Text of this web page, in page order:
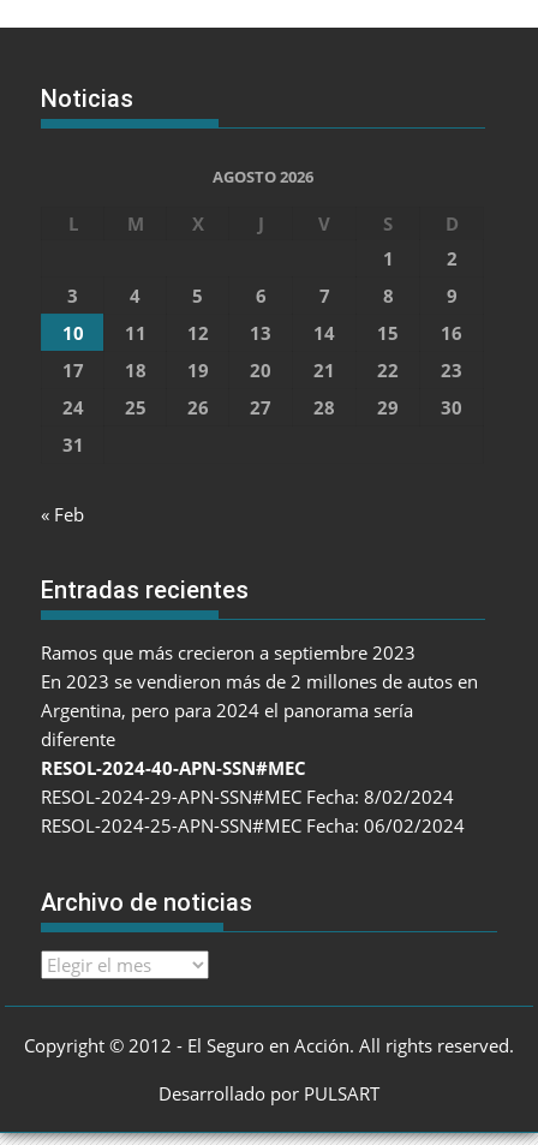
Noticias
AGOSTO 2026
L M X J V S
D
1
2
3
4 5 6 7 8
9
10
11 12 13 14 15
16
17
18 19 20 21 22
23
24
25 26 27 28 29
30
31
« Feb
Entradas recientes
Ramos que más crecieron a septiembre 2023
En 2023 se vendieron más de 2 millones de autos en
Argentina, pero para 2024 el panorama sería
diferente
RESOL-2024-40-APN-SSN#MEC
RESOL-2024-29-APN-SSN#MEC Fecha: 8/02/2024
RESOL-2024-25-APN-SSN#MEC Fecha: 06/02/2024
Archivo de noticias
Archivo
Copyright © 2012 - El Seguro en Acción. All rights reserved.
Desarrollado por PULSART